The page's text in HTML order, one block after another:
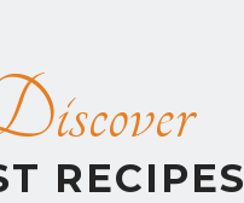
RECIPES